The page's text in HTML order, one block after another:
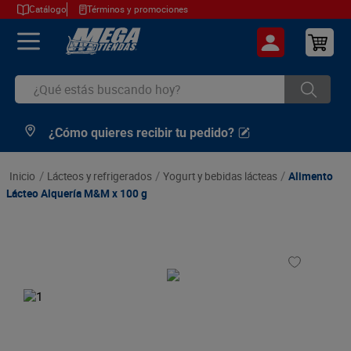
Catálogo Términos y promociones
¿Qué estás buscando hoy?
TÉRMINOS MÁS BUSCADOS
2.
arroz
¿Cómo quieres recibir tu pedido?
lácteos y refrigerados yogurt y bebidas lácteas
Alimento
Lácteo Alquería M&M x 100 g